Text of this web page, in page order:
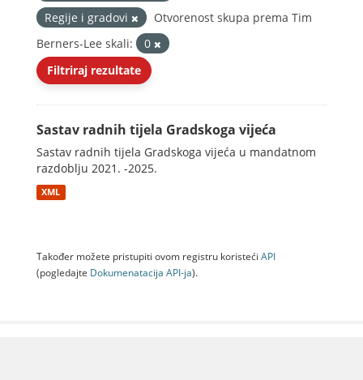
Regije i gradovi
Otvorenost skupa prema Tim
Berners-Lee skali:
0
Filtriraj rezultate
Sastav radnih tijela Gradskoga vijeća
Sastav radnih tijela Gradskoga vijeća u mandatnom
razdoblju 2021. -2025.
XML
Također možete pristupiti ovom registru koristeći API
(pogledajte Dokumenаtаcijа API-jа).